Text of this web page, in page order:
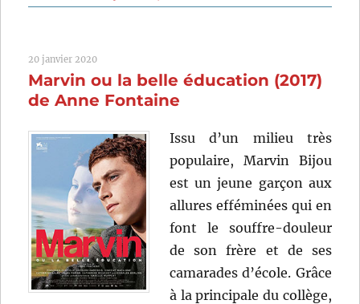
Selfie
Tristan
Aurouet,
Cyril
Gelblat
Vianney
20 janvier 2020
Marvin ou la belle éducation (2017)
de Anne Fontaine
Issu d’un milieu très
populaire, Marvin Bijou
est un jeune garçon aux
allures efféminées qui en
font le souffre-douleur
de son frère et de ses
camarades d’école. Grâce
à la principale du collège,